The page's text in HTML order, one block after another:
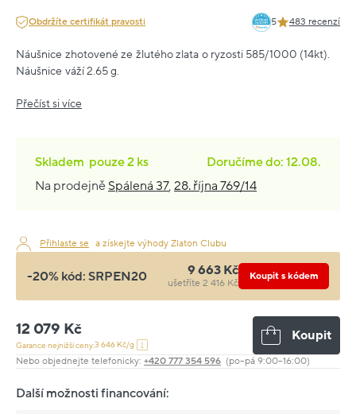
Obdržíte certifikát pravosti 5 483 recenzí
Náušnice zhotovené ze žlutého zlata o ryzosti 585/1000 (14kt).
Náušnice váží 2.65 g.
Přečíst si více
Skladem pouze2 ks
Doručíme do: 12.08.
Na prodejně Spálená 37, 28. října 769/14
Přihlaste se a získejte výhody Zlaton Clubu
-20% kód: SRPEN20 9 663 Kč
ušetříte 2 416 Kč
Koupit s kódem
12 079 Kč
Garance nejnižší ceny:3 646 Kč/g
Koupit
Nebo objednejte telefonicky: +420 777 354 596 (po–pá 9:00–16:00)
Další možnosti financování: